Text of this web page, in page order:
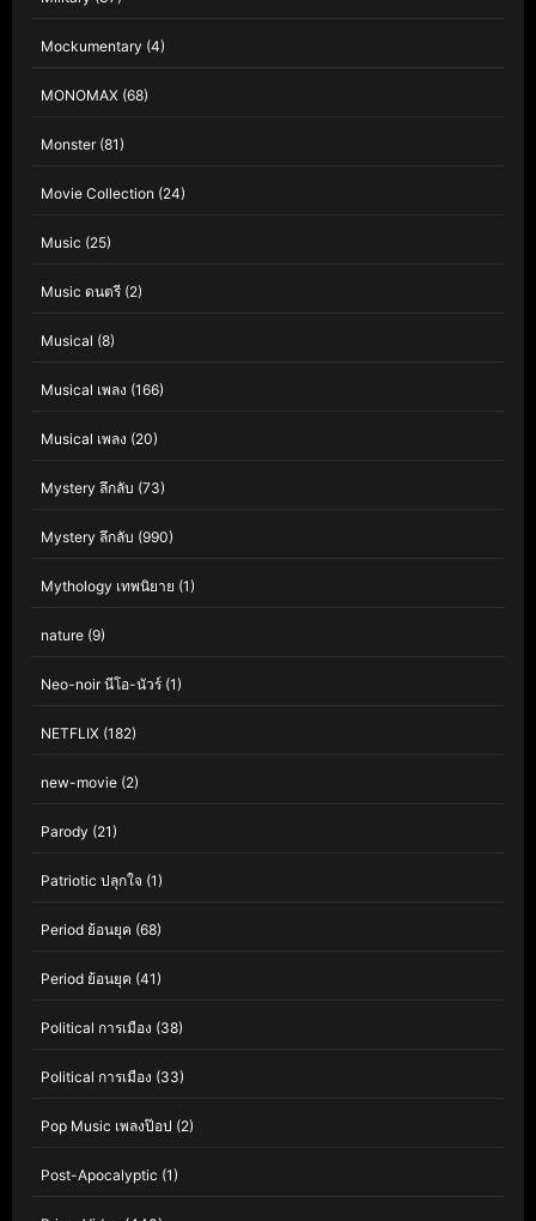
Mockumentary (4)
MONOMAX (68)
Monster(81)
Movie Collection (24)
Music (25)
Music ดนตรี (2)
Musical (8)
Musical เพลง (166)
Musical เพลง (20)
Mystery ลึกลับ (73)
Mystery ลึกลับ (990)
Mythology เทพนิยาย (1)
nature (9)
Neo-noir นีโอ-นัวร์ (1)
NETFLIX (182)
new-movie (2)
Parody (21)
Patriotic ปลุกใจ (1)
Period ย้อนยุค (68)
Period ย้อนยุค (41)
Political การเมือง (38)
Political การเมือง (33)
Pop Music เพลงป๊อป (2)
Post-Apocalyptic (1)